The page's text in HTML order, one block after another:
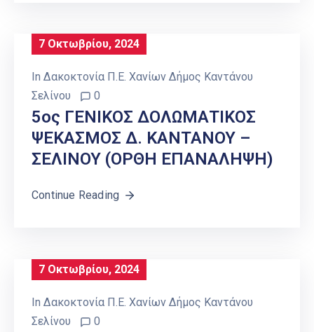
7 Οκτωβρίου, 2024
In Δακοκτονία Π.Ε. Χανίων Δήμος Καντάνου
Σελίνου
0
5ος ΓΕΝΙΚΟΣ ΔΟΛΩΜΑΤΙΚΟΣ
ΨΕΚΑΣΜΟΣ Δ. ΚΑΝΤΑΝΟΥ –
ΣΕΛΙΝΟΥ (ΟΡΘΗ ΕΠΑΝΑΛΗΨΗ)
Continue Reading
7 Οκτωβρίου, 2024
In Δακοκτονία Π.Ε. Χανίων Δήμος Καντάνου
Σελίνου
0